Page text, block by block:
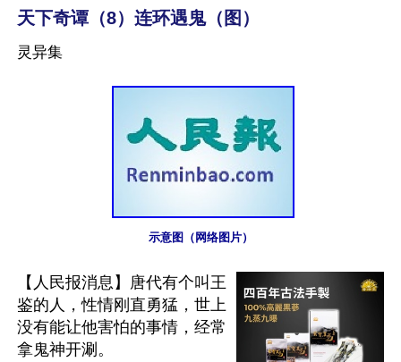
天下奇谭（8）连环遇鬼（图）
灵异集
示意图（网络图片）
【人民报消息】唐代有个叫王
鉴的人，性情刚直勇猛，世上
没有能让他害怕的事情，经常
拿鬼神开涮。